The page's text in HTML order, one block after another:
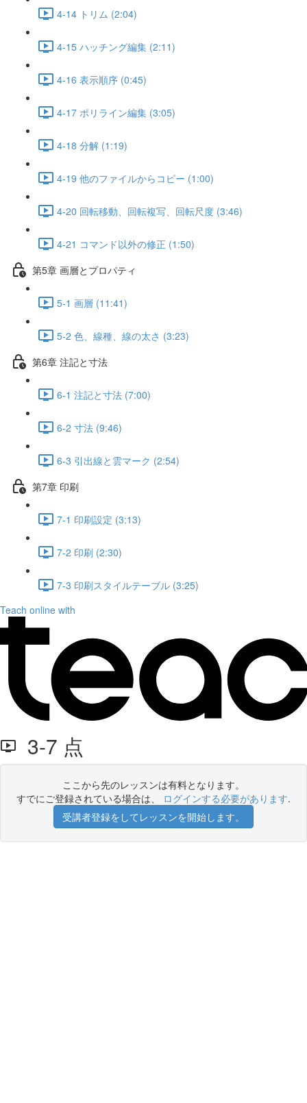
4-14 トリム (2:04)
4-15 ハッチング編集 (2:11)
4-16 表示順序 (0:45)
4-17 ポリライン編集 (3:05)
4-18 分解 (1:19)
4-19 他のファイルからコピー (1:00)
4-20 回転移動、回転複写、回転尺度 (3:46)
4-21 コマンド以外の修正 (1:50)
第5章 画層とプロパティ
5-1 画層 (11:41)
5-2 色、線種、線の太さ (3:23)
第6章 注記と寸法
6-1 注記と寸法 (7:00)
6-2 ⼨法 (9:46)
6-3 引出線と雲マーク (2:54)
第7章 印刷
7-1 印刷設定 (3:13)
7-2 印刷 (2:30)
7-3 印刷スタイルテーブル (3:25)
Teach online with
3-7 点
ここから先のレッスンは有料となります。
すでにご登録されている場合は、 ログインする必要があります.
受講者登録をしてレッスンを開始します。